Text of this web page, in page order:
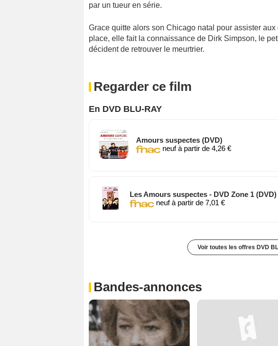
par un tueur en série.
Grace quitte alors son Chicago natal pour assister
place, elle fait la connaissance de Dirk Simpson, le
décident de retrouver le meurtrier.
Regarder ce film
En DVD BLU-RAY
Amours suspectes (DVD)
neuf à partir de 4,26 €
Les Amours suspectes - DVD Zone 1 (DVD)
neuf à partir de 7,01 €
Voir toutes les offres DVD
Bandes-annonces